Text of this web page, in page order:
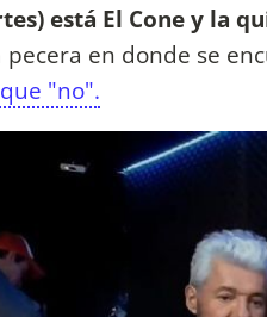
está El Cone y la
pecera en donde se
"no".